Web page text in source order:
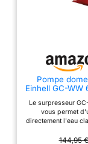
Pompe
Einhell GC-WW
Le surpresseur
vous permet
directement l'eau
de pluie, citernes
144,95 €